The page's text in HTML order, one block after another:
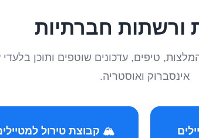
ורשתות חברתיות
טיפים, עדכונים שוטפים ותוכן בלעדי
אינסברוק ואוסטריה.
🏔️ קבוצת טירול